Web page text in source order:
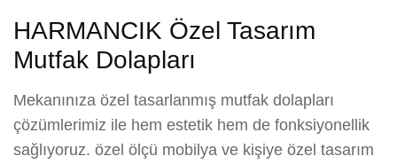
HARMANCIK Özel Tasarım
Mutfak Dolapları
Mekanınıza özel tasarlanmış mutfak dolapları
çözümlerimiz ile hem estetik hem de fonksiyonellik
sağlıyoruz. özel ölçü mobilya ve kişiye özel tasarım